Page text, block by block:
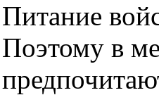
Питание
Поэтому в